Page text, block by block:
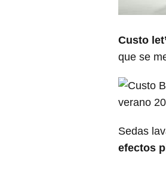
Custo
que se
Sedas
efectos